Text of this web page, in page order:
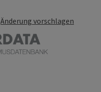
Änderung vorschlagen